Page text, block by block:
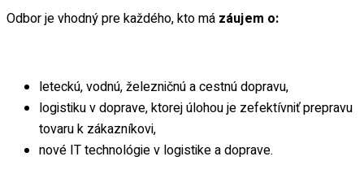
Odbor je vhodný pre každého, kto má záujem o:
leteckú, vodnú, železničnú a cestnú dopravu,
logistiku v doprave, ktorej úlohou je zefektívniť prepravu
tovaru k zákazníkovi,
nové IT technológie v logistike a doprave.